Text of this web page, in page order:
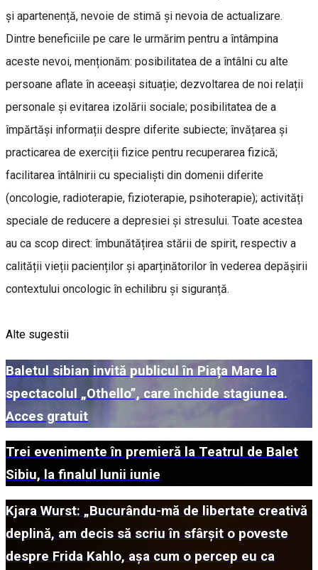
și apartenență, nevoie de stimă și nevoia de actualizare.
Dintre beneficiile pe care le urmărim pentru a întâmpina
aceste nevoi, menționăm: posibilitatea de a întâlni cu alte
persoane aflate în aceeași situație; dezvoltarea de noi relații
personale și evitarea izolării sociale; posibilitatea de a
împărtăși informații despre diferite subiecte; învățarea și
practicarea de exerciții fizice pentru recuperarea fizică;
facilitarea întâlnirii cu specialiști din domenii diferite
(oncologie, radioterapie, fizioterapie, psihoterapie); activități
speciale de reducere a depresiei și stresului. Toate acestea
au ca scop direct: îmbunătățirea stării de spirit, respectiv a
calității vieții pacienților și aparținătorilor în vederea depășirii
contextului oncologic în echilibru și siguranță.
Alte sugestii
Baletul sibian invită publicul în Piața Mare la
spectacolul „Othello”, care închide stagiunea.
Acces gratuit
Trei evenimente în premieră la Teatrul de Balet
Sibiu, la finalul lunii iunie
Kjara Wurst: „Bucurându-mă de libertate creativă
deplină, am decis să scriu în sfârșit o poveste
despre Frida Kahlo, așa cum o percep eu ca